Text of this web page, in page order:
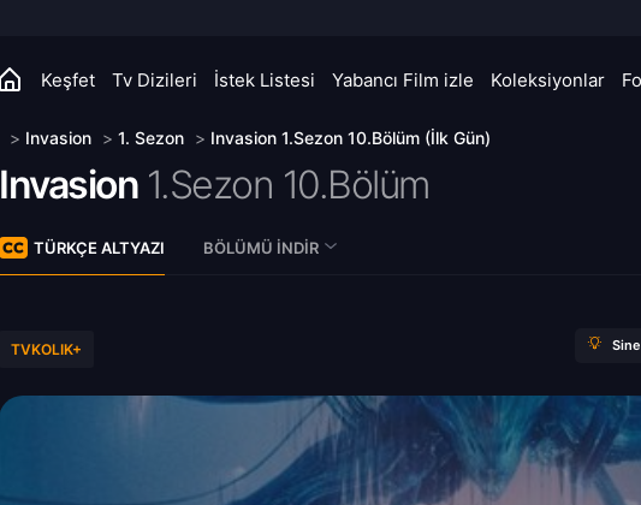
Keşfet Tv Dizileri İstek Listesi Yabancı Film izle Koleksiyonlar
> Invasion > 1. Sezon > Invasion 1.Sezon 10.Bölüm (İlk Gün)
Invasion 1.Sezon 10.Bölüm
TÜRKÇE ALTYAZI BÖLÜMÜ İNDIR
TVKOLIK+